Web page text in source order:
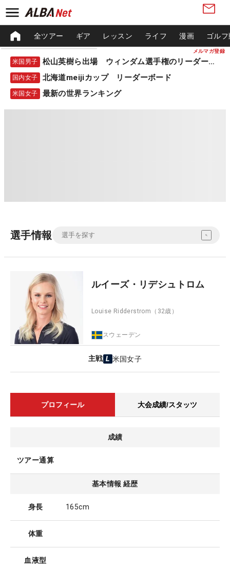
メルマガ登録
全ツアー ギア レッスン ライフ 漫画 ゴル
米国男子 松山英樹ら出場 ウィンダム選手権のリーダーボード
国内女子 北海道meijiカップ リーダーボード
米国女子 最新の世界ランキング
選手情報
ルイーズ・リデシュトロム
Louise Ridderstrom （32歳）
スウェーデン
主戦 米国女子
プロフィール 大会成績/スタッツ
成績
ツアー通算
基本情報 経歴
身長 165cm
体重
血液型